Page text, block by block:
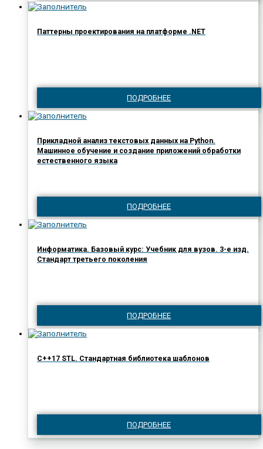
Паттерны проектирования на платформе .NET
ПОДРОБНЕЕ
Прикладной анализ текстовых данных на Python.
Машинное обучение и создание приложений обработки
естественного языка
ПОДРОБНЕЕ
Информатика. Базовый курс: Учебник для вузов. 3-е изд.
Стандарт третьего поколения
ПОДРОБНЕЕ
C++17 STL. Стандартная библиотека шаблонов
ПОДРОБНЕЕ